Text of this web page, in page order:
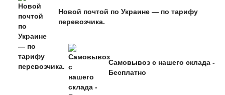
Новой почтой по Украине — по тарифу
перевозчика.
Самовывоз с нашего склада -
Бесплатно